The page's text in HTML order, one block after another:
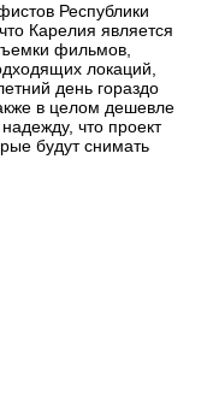
Республики
Карелия является
фильмов,
локаций,
день гораздо
в целом дешевле
что проект
будут снимать